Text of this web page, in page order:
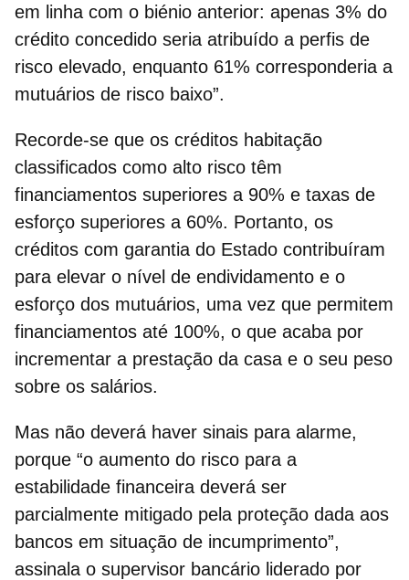
em linha com o biénio anterior: apenas 3% do
crédito concedido seria atribuído a perfis de
risco elevado, enquanto 61% corresponderia a
mutuários de risco baixo”.
Recorde-se que os créditos habitação
classificados como alto risco têm
financiamentos superiores a 90% e taxas de
esforço superiores a 60%. Portanto, os
créditos com garantia do Estado contribuíram
para elevar o nível de endividamento e o
esforço dos mutuários, uma vez que permitem
financiamentos até 100%, o que acaba por
incrementar a prestação da casa e o seu peso
sobre os salários.
Mas não deverá haver sinais para alarme,
porque “o aumento do risco para a
estabilidade financeira deverá ser
parcialmente mitigado pela proteção dada aos
bancos em situação de incumprimento”,
assinala o supervisor bancário liderado por